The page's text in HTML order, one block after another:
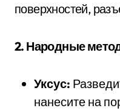
поверхностей,
2. Народные
Уксус:
нанесите на